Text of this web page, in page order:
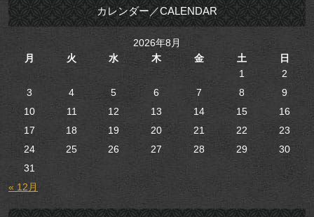
カレンダー／CALENDAR
2026年8月
月
火 水 木 金 土
日
1
2
3
4 5 6 7 8
9
10
11 12 13 14 15
16
17
18 19 20 21 22
23
24
25 26 27 28 29
30
31
« 12月